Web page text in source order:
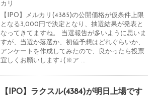
カリ
【IPO】メルカリ(4385)の公開価格が仮条件上限
となる3,000円で決定となり、抽選結果が発表と
なってきてますね。 当選報告が多いように思いま
すが、当選か落選か、初値予想はどれぐらいか、
アンケートを作成してみたので、良かったら投票
宜しくお願いします↓(※ア ...
【IPO】ラクスル(4384)が明日上場です